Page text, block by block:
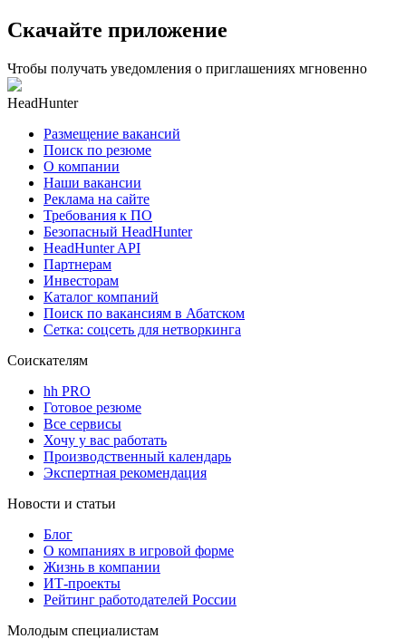
Скачайте приложение
Чтобы получать уведомления о приглашениях мгновенно
HeadHunter
Размещение вакансий
Поиск по резюме
О компании
Наши вакансии
Реклама на сайте
Требования к ПО
Безопасный HeadHunter
HeadHunter API
Партнерам
Инвесторам
Каталог компаний
Поиск по вакансиям в Абатском
Сетка: соцсеть для нетворкинга
Соискателям
hh PRO
Готовое резюме
Все сервисы
Хочу у вас работать
Производственный календарь
Экспертная рекомендация
Новости и статьи
Блог
О компаниях в игровой форме
Жизнь в компании
ИТ-проекты
Рейтинг работодателей России
Молодым специалистам